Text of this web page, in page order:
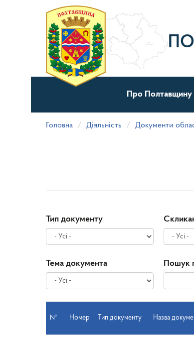
матеріалу
Про Полтавщину
Головна Діяльність Документи
Тип документу
Тема документа Пошук
№ Номер Тип документу Назва